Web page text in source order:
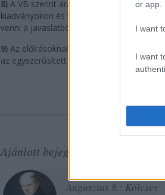
or app.
I want
I want
8) A VB szerint aránytalan és
kiadványokon és weboldalukon fel
venni a javaslatból.
9) Az előírásoknak eleget nem tevő,
az egyszerűsített törlése aránytalanul
Ajánlott bejegyzések:
Augusztus 8.: Kölcsey